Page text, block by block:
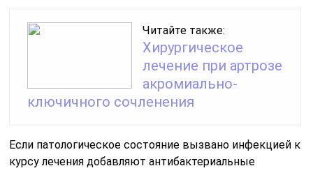
Читайте также:
Хирургическое
лечение при артрозе
акромиально-
ключичного сочленения
Если патологическое состояние вызвано инфекцией к
курсу лечения добавляют антибактериальные